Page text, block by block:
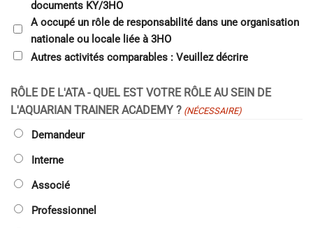
documents KY/3HO
A occupé un rôle de responsabilité dans une organisation
nationale ou locale liée à 3HO
Autres activités comparables : Veuillez décrire
RÔLE DE L'ATA - QUEL EST VOTRE RÔLE AU SEIN DE
L'AQUARIAN TRAINER ACADEMY ? (NÉCESSAIRE)
Demandeur
Interne
Associé
Professionnel